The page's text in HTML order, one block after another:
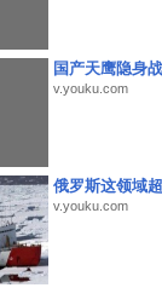
国产天鹰隐身
v.youku.com
俄罗斯这领域
v.youku.com